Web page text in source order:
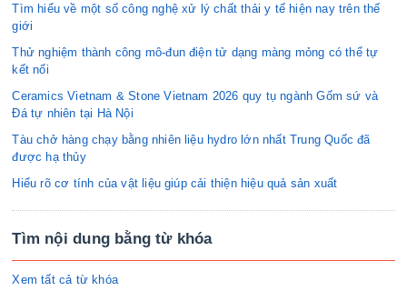
Tìm hiểu về một số công nghệ xử lý chất thải y tế hiện nay trên thế
giới
Thử nghiệm thành công mô-đun điện tử dạng màng mỏng có thể tự
kết nối
Ceramics Vietnam & Stone Vietnam 2026 quy tụ ngành Gốm sứ và
Đá tự nhiên tại Hà Nội
Tàu chở hàng chạy bằng nhiên liệu hydro lớn nhất Trung Quốc đã
được hạ thủy
Hiểu rõ cơ tính của vật liệu giúp cải thiện hiệu quả sản xuất
Tìm nội dung bằng từ khóa
Xem tất cả từ khóa